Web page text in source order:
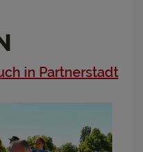
in Partnerstadt